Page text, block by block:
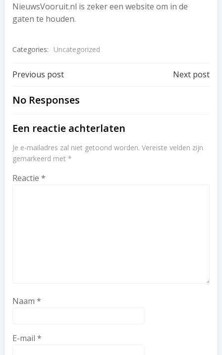
NieuwsVooruit.nl is zeker een website om in de
gaten te houden.
Categories: Uncategorized
Post
navigation
Previous post Next post
No Responses
Een reactie achterlaten
Je e-mailadres zal niet getoond worden. Vereiste velden zijn
gemarkeerd met *
Reactie *
Naam *
E-mail *